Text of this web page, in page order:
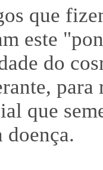
que
este
do
que
doença.